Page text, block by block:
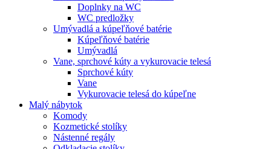
Doplnky na WC
WC predložky
Umývadlá a kúpeľňové batérie
Kúpeľňové batérie
Umývadlá
Vane, sprchové kúty a vykurovacie telesá
Sprchové kúty
Vane
Vykurovacie telesá do kúpeľne
Malý nábytok
Komody
Kozmetické stolíky
Nástenné regály